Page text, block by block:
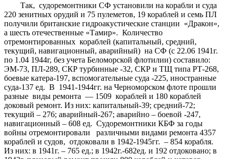
Так, судоремонтники СФ установили на корабли и суда
220 зенитных орудий и 75 пулеметов, 19 кораблей и семь ПЛ
получили британские гидроакустические станции «Дракон»,
а шесть отечественные «Тамир». Количество
отремонтированных кораблей (капитальный, средний,
текущий, навигационный, аварийный) на СФ (с 22.06 1941г.
по 1.04 1944г, без учета Беломорской флотилии) составило:
ЭМ-73, ПЛ-289, СКР турбинные -32, СКР и ТЩ типа РТ-268,
боевые катера-197, вспомогательные суда -225, иностранные
суда-137 ед. В 1941-1944гг. на Черноморском флоте прошли
разные виды ремонта — 1509 кораблей и 180 кораблей
доковый ремонт. Из них: капитальный-39; средний-72;
текущий – 276; аварийный-267; аварийно – боевой -247,
навигационный – 608 ед. Судоремонтники КБФ за годы
войны отремонтировали различными видами ремонта 4357
кораблей и судов, отдоковали в 1942-1945гг. – 854 корабля.
Из них: в 1941г. – 765 ед.; в 1942г.-682ед. и 192 отдоковано; в